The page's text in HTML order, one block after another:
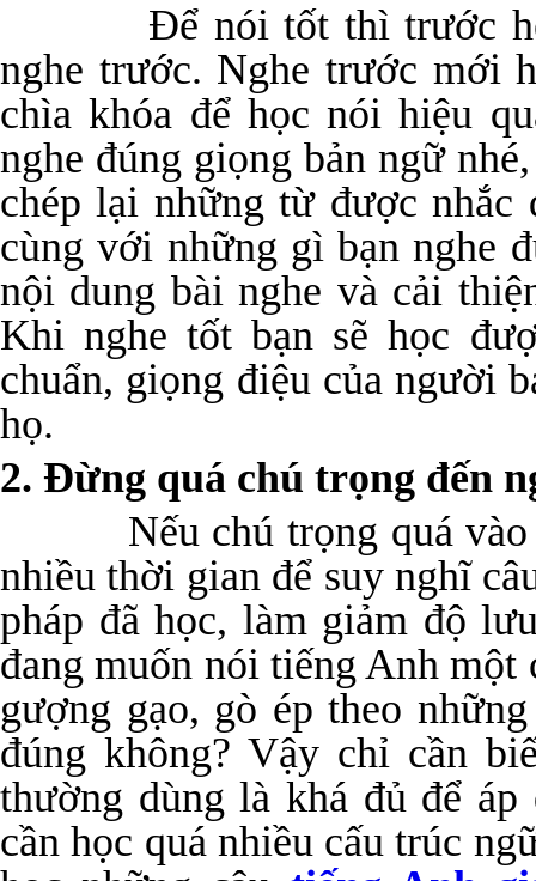
Để nói tốt thì trước hết
nghe trước. Nghe trước mới
chìa khóa để học nói hiệu
nghe đúng giọng bản ngữ
chép lại những từ được nhắc
cùng với những gì bạn nghe
nội dung bài nghe và cải
Khi nghe tốt bạn sẽ học
chuẩn, giọng điệu của người
họ.
2. Đừng quá chú trọng đến
Nếu chú trọng quá vào
nhiều thời gian để suy nghĩ
pháp đã học, làm giảm độ
đang muốn nói tiếng Anh
gượng gạo, gò ép theo
đúng không? Vậy chỉ cần
thường dùng là khá đủ để
cần học quá nhiều cấu trúc